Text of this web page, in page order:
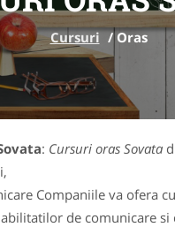
Cursuri / Oras
: Cursuri oras Sovata
Companiile va ofera
de comunicare si